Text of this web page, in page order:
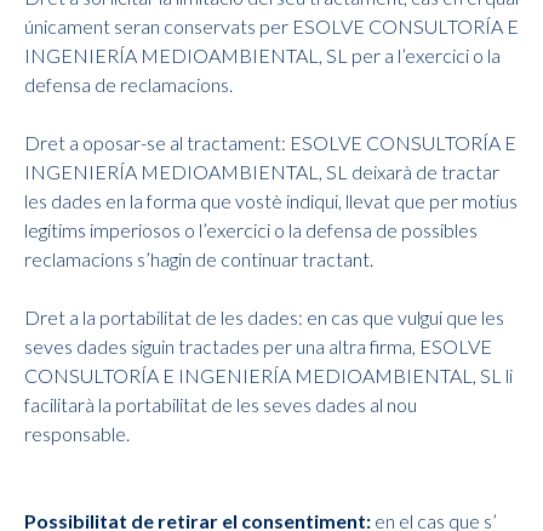
únicament seran conservats per ESOLVE CONSULTORÍA E
INGENIERÍA MEDIOAMBIENTAL, SL per a l’exercici o la
defensa de reclamacions.
Dret a oposar-se al tractament: ESOLVE CONSULTORÍA E
INGENIERÍA MEDIOAMBIENTAL, SL deixarà de tractar
les dades en la forma que vostè indiqui, llevat que per motius
legítims imperiosos o l’exercici o la defensa de possibles
reclamacions s’hagin de continuar tractant.
Dret a la portabilitat de les dades: en cas que vulgui que les
seves dades siguin tractades per una altra firma, ESOLVE
CONSULTORÍA E INGENIERÍA MEDIOAMBIENTAL, SL li
facilitarà la portabilitat de les seves dades al nou
responsable.
Possibilitat de retirar el consentiment: en el cas que s’